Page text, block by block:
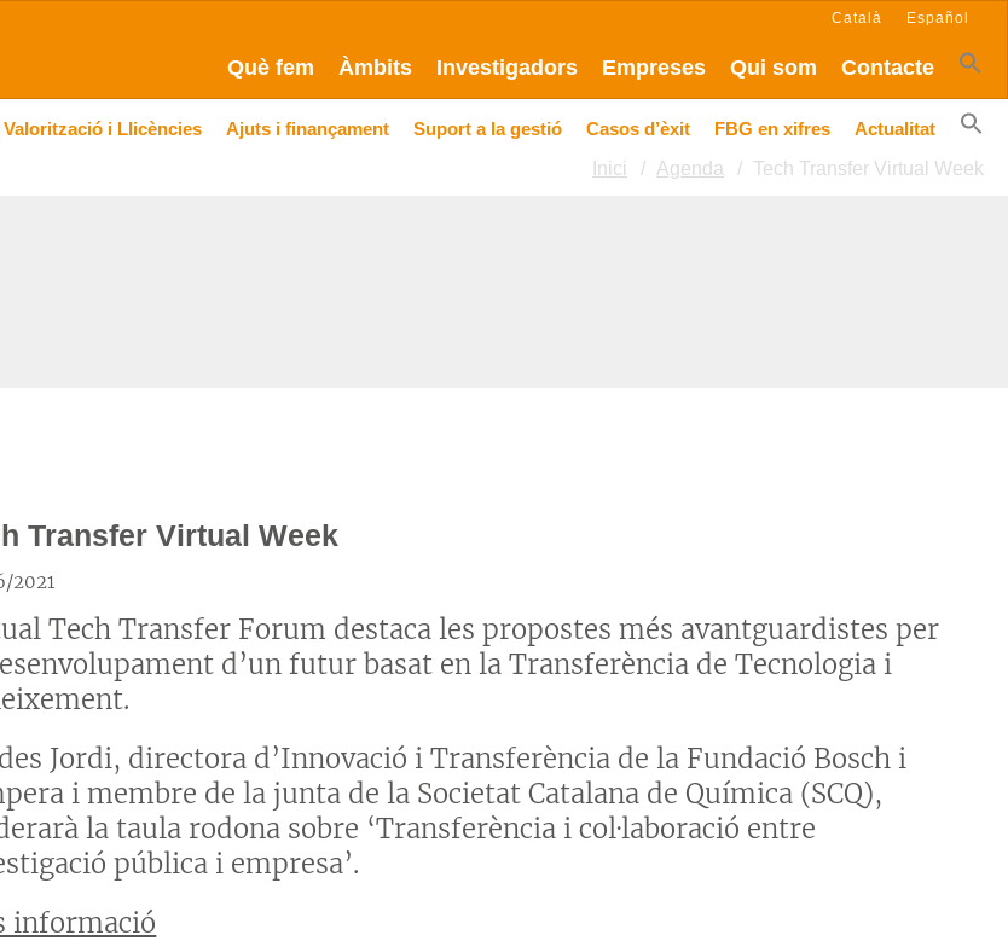
Què fem Àmbits Investigadors Empreses Qui som Contacte
Català Español
Valorització i Llicències Ajuts i finançament Suport a la gestió Casos d’èxit FBG en xifres
Actualitat
Inici
Agenda Tech Transfer Virtual Week
Transfer Virtual Week
2021
Tech Transfer Forum destaca les propostes més avantguardistes per
d’un futur basat en la Transferència de Tecnologia i
Jordi, directora d’Innovació i Transferència de la Fundació Bosch i
i membre de la junta de la Societat Catalana de Química (SCQ),
la taula rodona sobre ‘Transferència i col·laboració entre
pública i empresa’.
informació